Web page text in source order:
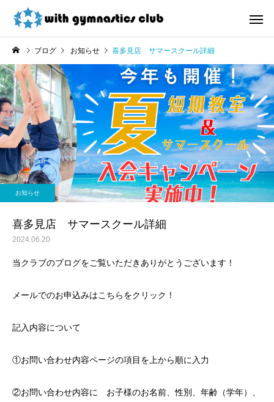
お知らせ
令和8年度未就園児クラス
新規会員様募集中！
ウィズ体操クラブ技紹
４段、６段閉脚跳び～
ブログ お知らせ 喜多見店 サマースクール詳細
お知らせ
喜多見店 サマースクール詳細
2024.06.20
当クラブのブログをご覧いただきありがとうございます！
メールでのお申込みはこちらをクリック！
記入内容について
①お問い合わせ内容ページの項目を上から順に入力
②お問い合わせ内容に お子様のお名前、性別、年齢（学年）、